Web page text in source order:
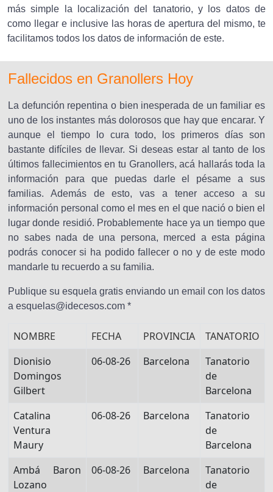
más simple la localización del tanatorio, y los datos de
como llegar e inclusive las horas de apertura del mismo, te
facilitamos todos los datos de información de este.
Fallecidos en Granollers Hoy
La defunción repentina o bien inesperada de un familiar es
uno de los instantes más dolorosos que hay que encarar. Y
aunque el tiempo lo cura todo, los primeros días son
bastante difíciles de llevar. Si deseas estar al tanto de los
últimos fallecimientos en tu Granollers, acá hallarás toda la
información para que puedas darle el pésame a sus
familias. Además de esto, vas a tener acceso a su
información personal como el mes en el que nació o bien el
lugar donde residió. Probablemente hace ya un tiempo que
no sabes nada de una persona, merced a esta página
podrás conocer si ha podido fallecer o no y de este modo
mandarle tu recuerdo a su familia.
Publique su esquela gratis enviando un email con los datos
a esquelas@idecesos.com *
NOMBRE FECHA PROVINCIA
TANATORIO
Dionisio
Domingos
Gilbert
06-08-26 Barcelona
Tanatorio
de
Barcelona
Catalina
Ventura
Maury
06-08-26 Barcelona
Tanatorio
de
Barcelona
Ambá Baron
Lozano
06-08-26 Barcelona
Tanatorio
de